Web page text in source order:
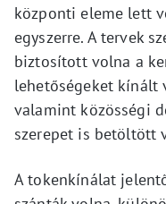
központi eleme lett
egyszerre. A tervek
biztosított volna a
lehetőségeket kínált
valamint közösségi
szerepet is betöltött
A tokenkínálat